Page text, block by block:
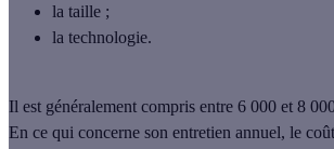
la taille ;
la technologie.
Il est généralement compris entre 6 000 et 8
En ce qui concerne son entretien annuel, le